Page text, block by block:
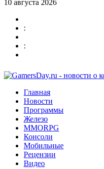
10 августа 2026
:
:
Главная
Новости
Программы
Железо
MMORPG
Консоли
Мобильные
Рецензии
Видео